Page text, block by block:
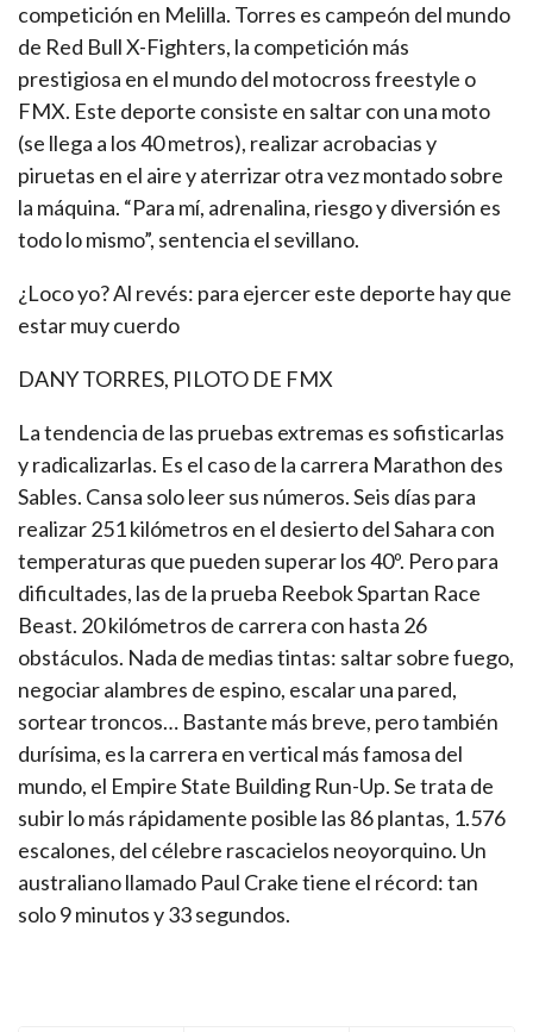
competición en Melilla. Torres es campeón del mundo
de Red Bull X-Fighters, la competición más
prestigiosa en el mundo del motocross freestyle o
FMX. Este deporte consiste en saltar con una moto
(se llega a los 40 metros), realizar acrobacias y
piruetas en el aire y aterrizar otra vez montado sobre
la máquina. “Para mí, adrenalina, riesgo y diversión es
todo lo mismo”, sentencia el sevillano.
¿Loco yo? Al revés: para ejercer este deporte hay que
estar muy cuerdo
DANY TORRES, PILOTO DE FMX
La tendencia de las pruebas extremas es sofisticarlas
y radicalizarlas. Es el caso de la carrera Marathon des
Sables. Cansa solo leer sus números. Seis días para
realizar 251 kilómetros en el desierto del Sahara con
temperaturas que pueden superar los 40º. Pero para
dificultades, las de la prueba Reebok Spartan Race
Beast. 20 kilómetros de carrera con hasta 26
obstáculos. Nada de medias tintas: saltar sobre fuego,
negociar alambres de espino, escalar una pared,
sortear troncos… Bastante más breve, pero también
durísima, es la carrera en vertical más famosa del
mundo, el Empire State Building Run-Up. Se trata de
subir lo más rápidamente posible las 86 plantas, 1.576
escalones, del célebre rascacielos neoyorquino. Un
australiano llamado Paul Crake tiene el récord: tan
solo 9 minutos y 33 segundos.